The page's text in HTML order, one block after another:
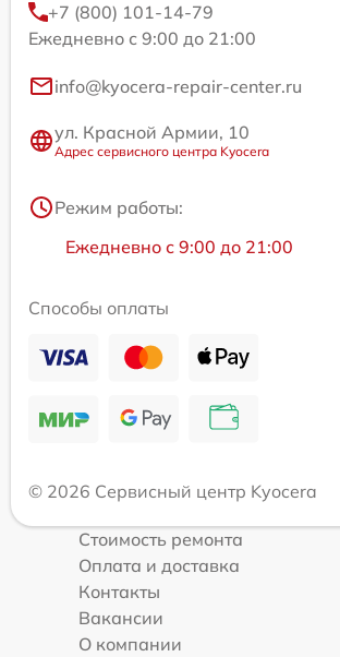
+7 (800) 101-14-79
Ежедневно с 9:00 до 21:00
info@kyocera-repair-center.ru
ул. Красной Армии, 10
Адрес сервисного центра Kyocera
Режим работы:
Ежедневно с 9:00 до 21:00
Способы оплаты
© 2026 Сервисный центр Kyocera
Стоимость ремонта
Оплата и доставка
Контакты
Вакансии
О компании